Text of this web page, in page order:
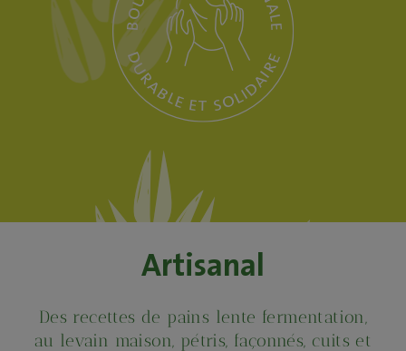
Artisanal
Des recettes de pains lente fermentation,
au levain maison, pétris, façonnés, cuits et